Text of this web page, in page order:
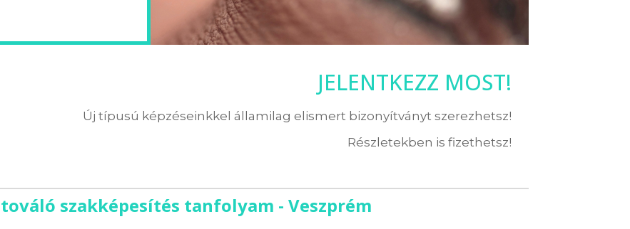
JELENTKEZZ MOST!
Új típusú képzéseinkkel államilag elismert bizonyítványt szerezhetsz!
Részletekben is fizethetsz!
szakképesítés tanfolyam - Veszprém